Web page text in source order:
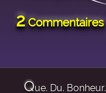
2Commentaires
Que. Du. Bonheur.